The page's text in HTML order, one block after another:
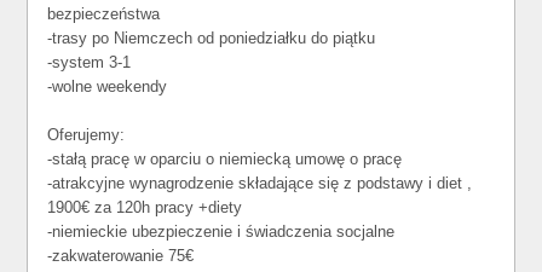
bezpieczeństwa
-trasy po Niemczech od poniedziałku do piątku
-system 3-1
-wolne weekendy
Oferujemy:
-stałą pracę w oparciu o niemiecką umowę o pracę
-atrakcyjne wynagrodzenie składające się z podstawy i diet ,
1900€ za 120h pracy +diety
-niemieckie ubezpieczenie i świadczenia socjalne
-zakwaterowanie 75€